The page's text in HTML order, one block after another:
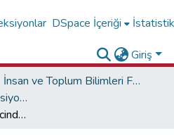
DSpace İçeriği
Giriş
İnsan ve Toplum Bilimleri Fakültesi
Psikoloji Bölümü Koleksiyonu
Koronavirüs salgın sürecinde uluslararası üniversite öğrencilerine yönelik pozitif psikoloji temelli çevrimiçi müdahale programının geliştirilmesi: Pilot bir çalışma